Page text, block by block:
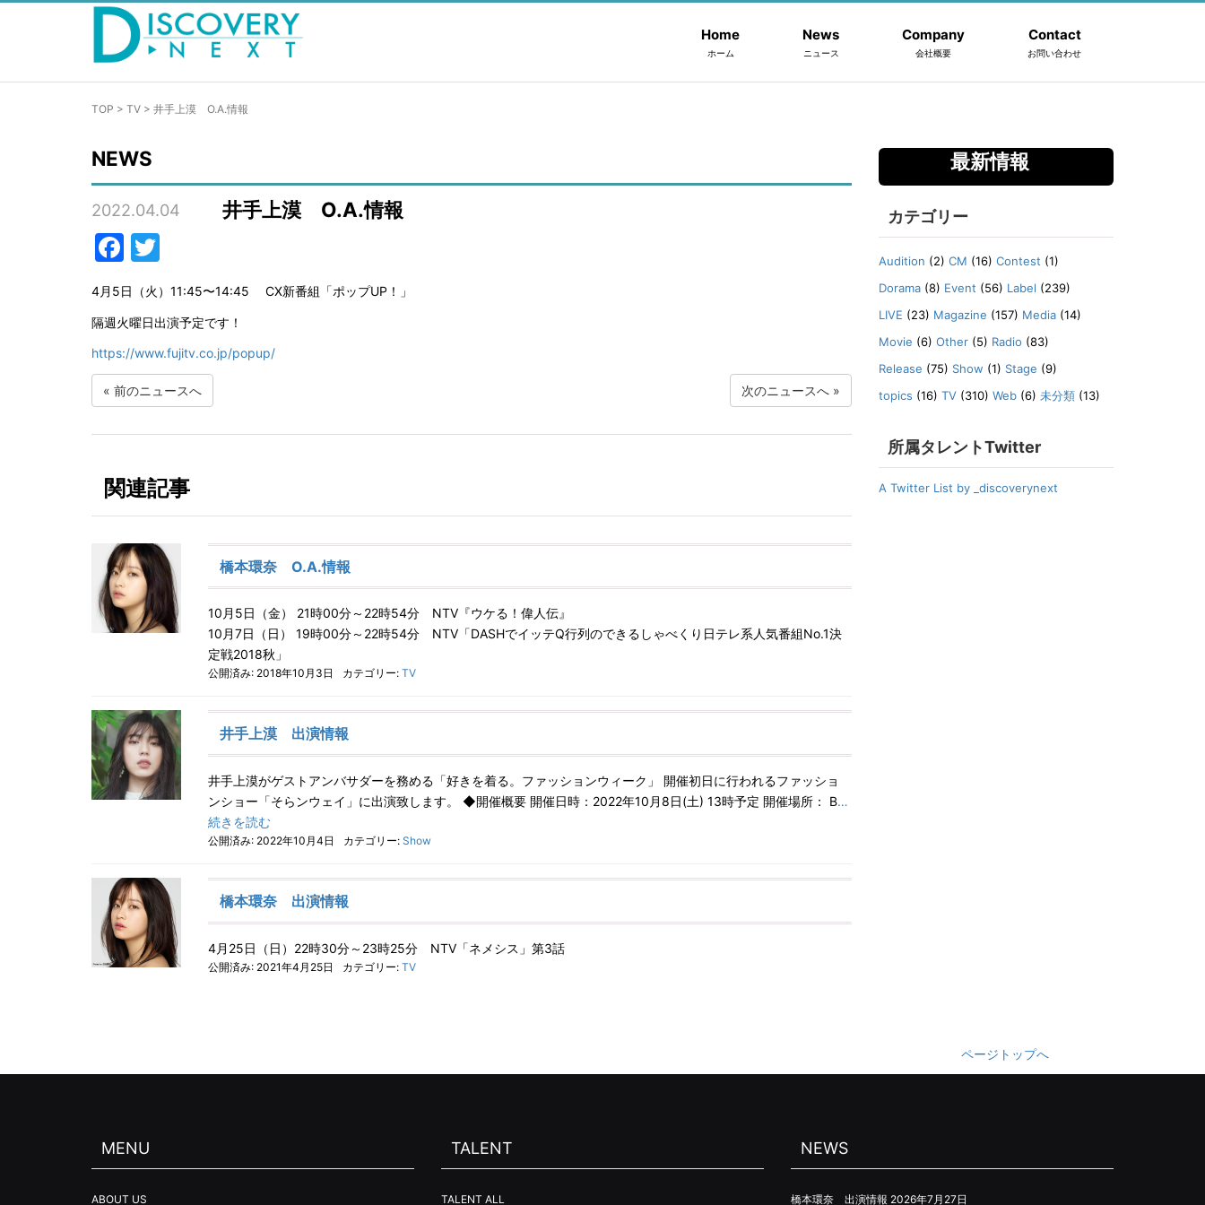
Home
ホーム
News
ニュース
Company
会社概要
Contact
お問い合わせ
TOP > TV > 井手上漠 O.A.情報
NEWS
2022.04.04 井手上漠 O.A.情報
Facebook
4月5日（火）11:45〜14:45 CX新番組「ポップUP！」
隔週火曜日出演予定です！
https://www.fujitv.co.jp/popup/
« 前のニュースへ 次のニュースへ»
関連記事
橋本環奈 O.A.情報
10月5日（金） 21時00分～22時54分 NTV『ウケる！偉人伝』
10月7日（日） 19時00分～22時54分 NTV「DASHでイッテQ行列のできるしゃべくり日テレ系人気番組No.1決
定戦2018秋」
公開済み: 2018年10月3日 カテゴリー: TV
井手上漠 出演情報
井手上漠がゲストアンバサダーを務める「好きを着る。ファッションウィーク」 開催初日に行われるファッショ
ンショー「そらンウェイ」に出演致します。 ◆開催概要 開催日時：2022年10月8日(土) 13時予定 開催場所： B…
続きを読む
公開済み: 2022年10月4日 カテゴリー: Show
橋本環奈 出演情報
4月25日（日）22時30分～23時25分 NTV「ネメシス」第3話
公開済み: 2021年4月25日 カテゴリー: TV
最新情報
カテゴリー
Audition (2) CM (16) Contest (1)
Dorama(8) Event (56) Label (239)
LIVE (23) Magazine (157) Media(14)
Movie (6) Other(5) Radio (83)
Release (75) Show (1) Stage (9)
topics (16) TV(310) Web(6) 未分類(13)
所属タレントTwitter
A Twitter List by _discoverynext
ページトップへ
MENU
ABOUT US
TALENT
TALENT ALL
NEWS
橋本環奈 出演情報 2026年7月27日